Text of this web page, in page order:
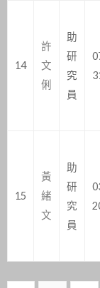
14
許
文
俐
助
研
究
員
15
黃
緒
文
助
研
究
員